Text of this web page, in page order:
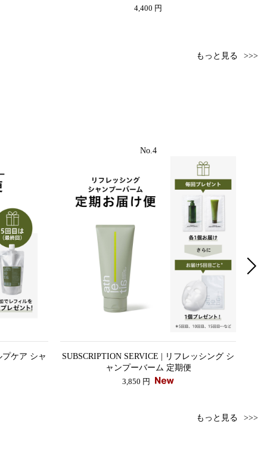
4,400 円
もっと見る
プケア シャ
No.4
SUBSCRIPTION SERVICE | リフレッシング シ
ャンプーバーム 定期便
3,850 円
もっと見る